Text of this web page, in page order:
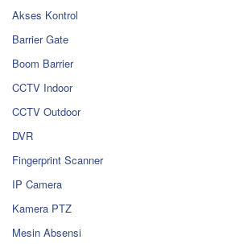
Akses Kontrol
Barrier Gate
Boom Barrier
CCTV Indoor
CCTV Outdoor
DVR
Fingerprint Scanner
IP Camera
Kamera PTZ
Mesin Absensi